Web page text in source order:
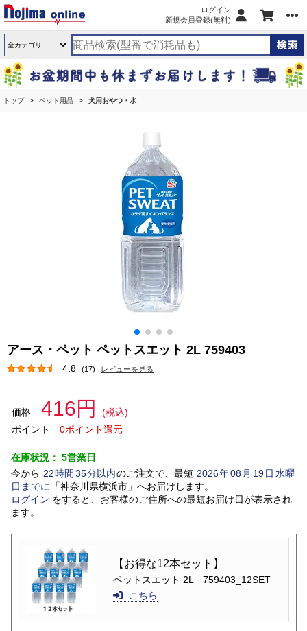
ログイン
新規会員登録(無料)
トップ ペット用品 犬用おやつ・水
アース・ペット ペットスエット 2L 759403
4.8 (17) レビューを見る
価格 416円
(税込)
ポイント
0ポイント還元
在庫状況： 5営業日
今から 22時間 35分以内のご注文で、最短 2026年08 月 19日水曜
日 までに 「神奈川県横浜市」 へお届けします。
ログイン をすると、お客様のご住所への最短お届け日が表示され
ます。
【お得な12本セット】
ペットスエット 2L 759403_12SET
こちら